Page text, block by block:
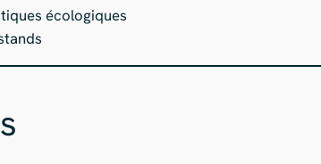
écologiques